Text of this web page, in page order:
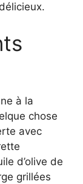
à la
chose
avec
d’olive de
grillées